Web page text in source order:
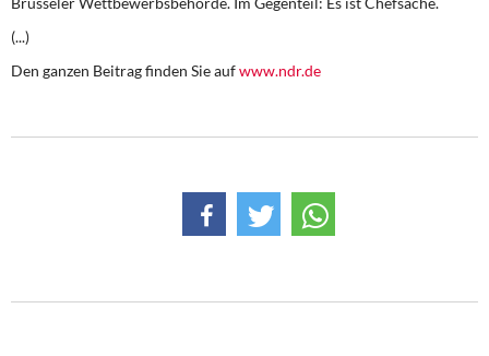
DIE LINKE
Rosa-Luxemburg-Stiftung
(...)
Den ganzen Beitrag finden Sie aufwww.ndr.de